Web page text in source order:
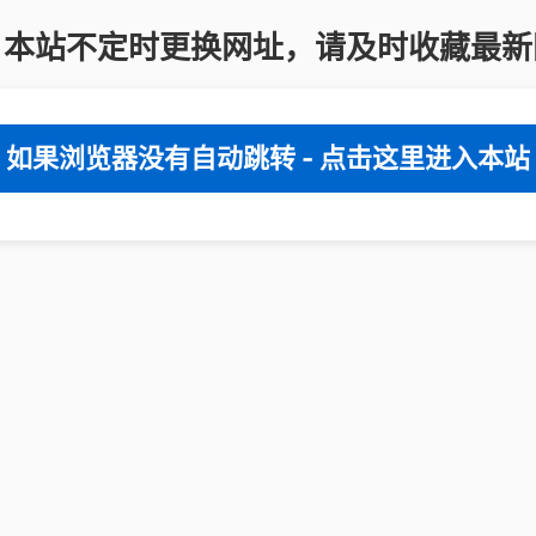
站不定时更换网址，请及时收藏最
如果浏览器没有自动跳转 - 点击这里进入本站